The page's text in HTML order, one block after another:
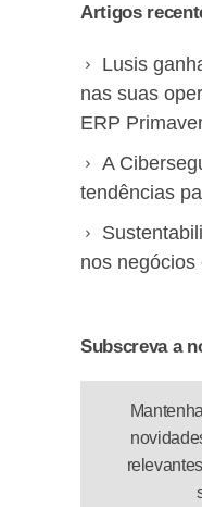
Artigos
Lusis
nas suas
ERP
A
tendências
nos negócios
Subscreva a